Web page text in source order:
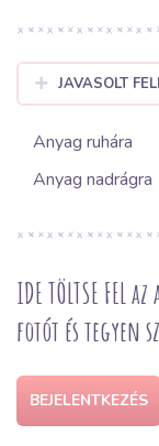
JAVASOLT
Anyag ruhára
Anyag nadrágra
IDE TÖLTSE FEL
fotót és tegyen
BEJELENTKEZÉS